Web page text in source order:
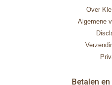
Over
Algemene
Betalen